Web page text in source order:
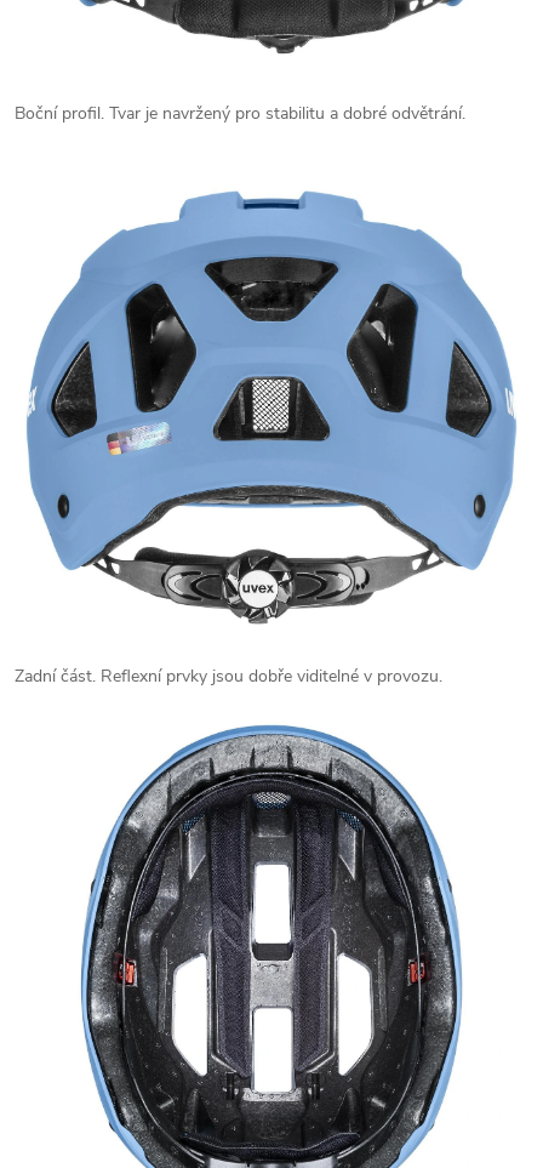
Boční profil. Tvar je navržený pro stabilitu a dobré odvětrání.
Zadní část. Reflexní prvky jsou dobře viditelné v provozu.